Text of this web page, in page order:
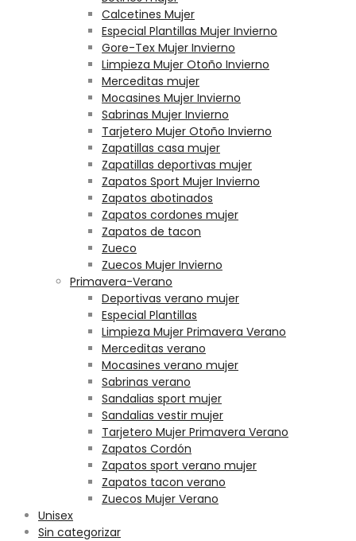
Calcetines Mujer
Especial Plantillas Mujer Invierno
Gore-Tex Mujer Invierno
Limpieza Mujer Otoño Invierno
Merceditas mujer
Mocasines Mujer Invierno
Sabrinas Mujer Invierno
Tarjetero Mujer Otoño Invierno
Zapatillas casa mujer
Zapatillas deportivas mujer
Zapatos Sport Mujer Invierno
Zapatos abotinados
Zapatos cordones mujer
Zapatos de tacon
Zueco
Zuecos Mujer Invierno
Primavera-Verano
Deportivas verano mujer
Especial Plantillas
Limpieza Mujer Primavera Verano
Merceditas verano
Mocasines verano mujer
Sabrinas verano
Sandalias sport mujer
Sandalias vestir mujer
Tarjetero Mujer Primavera Verano
Zapatos Cordón
Zapatos sport verano mujer
Zapatos tacon verano
Zuecos Mujer Verano
Unisex
Sin categorizar